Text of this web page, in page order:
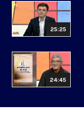
25:25
24:45